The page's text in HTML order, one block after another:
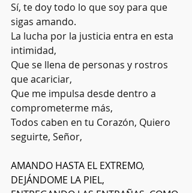
Sí, te doy todo lo que soy para que
sigas amando.
La lucha por la justicia entra en esta
intimidad,
Que se llena de personas y rostros
que acariciar,
Que me impulsa desde dentro a
comprometerme más,
Todos caben en tu Corazón, Quiero
seguirte, Señor,
AMANDO HASTA EL EXTREMO,
DEJÁNDOME LA PIEL,